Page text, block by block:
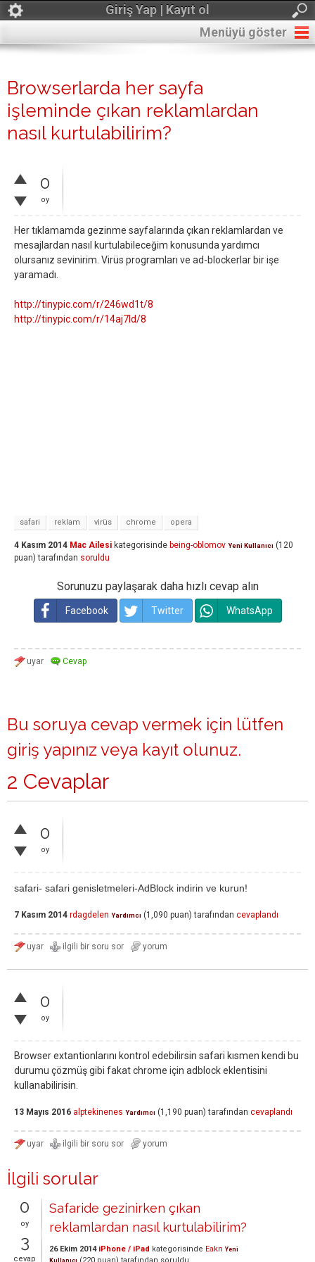
Giriş Yap | Kayıt ol
Menüyü göster
Browserlarda her sayfa
işleminde çıkan reklamlardan
nasıl kurtulabilirim?
0
oy
Her tıklamamda gezinme sayfalarında çıkan reklamlardan ve
mesajlardan nasıl kurtulabileceğim konusunda yardımcı
olursanız sevinirim. Virüs programları ve ad-blockerlar bir işe
yaramadı.
http://tinypic.com/r/246wd1t/8
http://tinypic.com/r/14aj7ld/8
safari reklam virüs chrome opera
4 Kasım 2014 Mac Ailesi kategorisinde being-oblomov Yeni Kullanıcı (120
puan) tarafından soruldu
Sorunuzu paylaşarak daha hızlı cevap alın
Facebook Twitter WhatsApp
Bu soruya cevap vermek için lütfen
giriş yapınız veya kayıt olunuz.
2 Cevaplar
0
oy
safari- safari genisletmeleri-AdBlock indirin ve kurun!
7 Kasım 2014 rdagdelen Yardımcı (1,090 puan) tarafından cevaplandı
0
oy
Browser extantionlarını kontrol edebilirsin safari kısmen kendi bu
durumu çözmüş gibi fakat chrome için adblock eklentisini
kullanabilirisin.
13 Mayıs 2016 alptekinenes Yardımcı (1,190 puan) tarafından cevaplandı
İlgili sorular
0
oy
3
cevap
Safaride gezinirken çıkan
reklamlardan nasıl kurtulabilirim?
26 Ekim 2014 iPhone / iPad kategorisinde Eakn Yeni
Kullanıcı